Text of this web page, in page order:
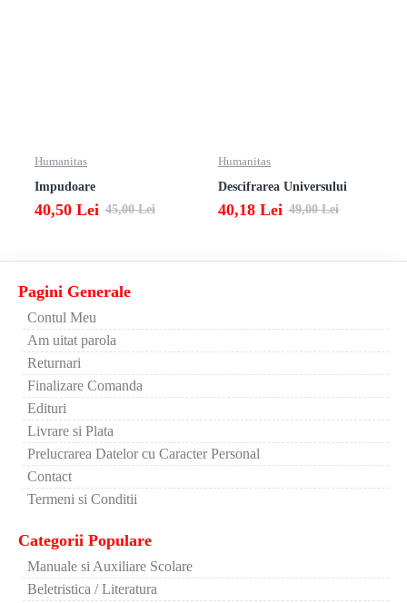
Humanitas
Impudoare
40,50 Lei 45,00 Lei
Humanitas
Descifrarea Universului
40,18 Lei 49,00 Lei
Pagini Generale
Contul Meu
Am uitat parola
Returnari
Finalizare Comanda
Edituri
Livrare si Plata
Prelucrarea Datelor cu Caracter Personal
Contact
Termeni si Conditii
Categorii Populare
Manuale si Auxiliare Scolare
Beletristica / Literatura